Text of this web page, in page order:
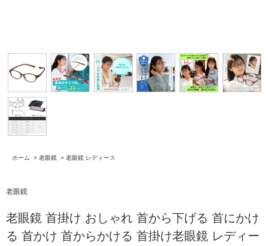
ホーム > 老眼鏡 > 老眼鏡 レディース
老眼鏡
老眼鏡 首掛け おしゃれ 首から下げる 首にかけ
る 首かけ 首からかける 首掛け老眼鏡 レディー